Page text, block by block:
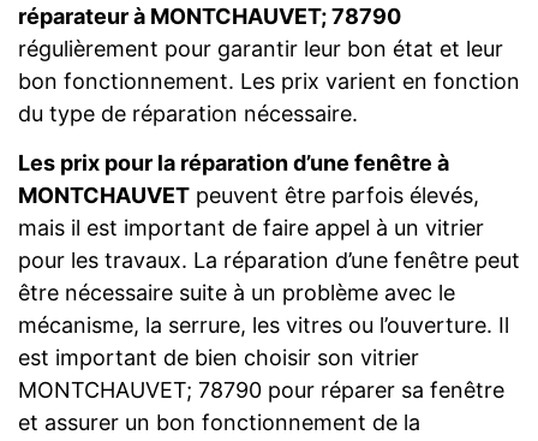
réparateur à MONTCHAUVET; 78790
régulièrement pour garantir leur bon état et leur
bon fonctionnement. Les prix varient en fonction
du type de réparation nécessaire.
Les prix pour la réparation d’une fenêtre à
MONTCHAUVET peuvent être parfois élevés,
mais il est important de faire appel à un vitrier
pour les travaux. La réparation d’une fenêtre peut
être nécessaire suite à un problème avec le
mécanisme, la serrure, les vitres ou l’ouverture. Il
est important de bien choisir son vitrier
MONTCHAUVET; 78790 pour réparer sa fenêtre
et assurer un bon fonctionnement de la